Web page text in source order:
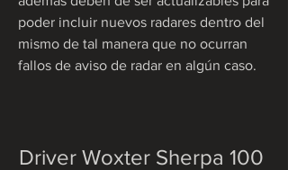
poder incluir nuevos radares dentro del
mismo de tal manera que no ocurran
fallos de aviso de radar en algún caso.
Driver Woxter Sherpa 100